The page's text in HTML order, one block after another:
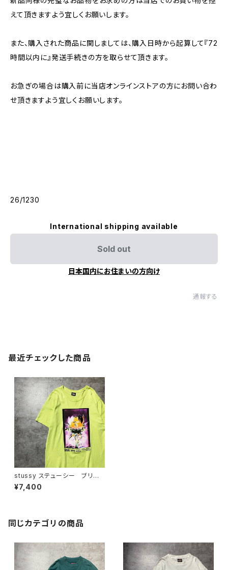
えて頂きますよう宜しくお願いします。
また、購入された商品に関しましては、購入日時から起算して『72
時間以内に』発送手続きの方を取らせて頂きます。
お急ぎの場合は購入前に当店オンラインストアの方にお問い合わ
せ頂きますよう宜しくお願いします。
26/1230
International shipping available
Sold out
日本国内にお住まいの方向け
通報する
最近チェックした商品
stussy ステューシー ブリザ
ードフラワー アートグラフィッ
ク バックプリント ネオングリ
¥7,400
同じカテゴリの商品